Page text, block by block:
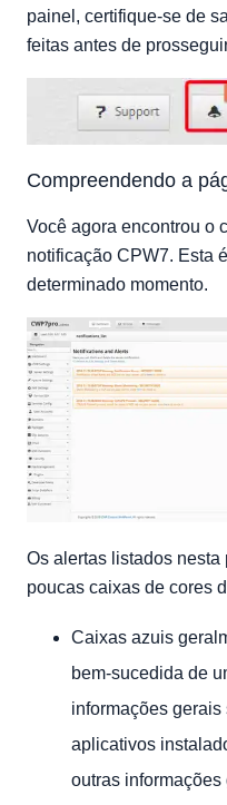
painel, certifique-se de
feitas antes de
Compreendendo a
Você agora encontrou o
notificação CPW7. Esta
determinado momento.
Os alertas listados
poucas caixas de cores
Caixas azuis
bem-sucedida de
informações gerais
aplicativos
outras informações